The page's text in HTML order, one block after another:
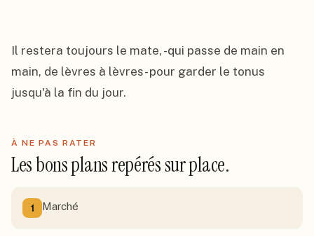
Il restera toujours le mate, -qui passe de main en
main, de lèvres à lèvres- pour garder le tonus
jusqu'à la fin du jour.
À NE PAS RATER
Les bons plans repérés sur place.
1 Marché